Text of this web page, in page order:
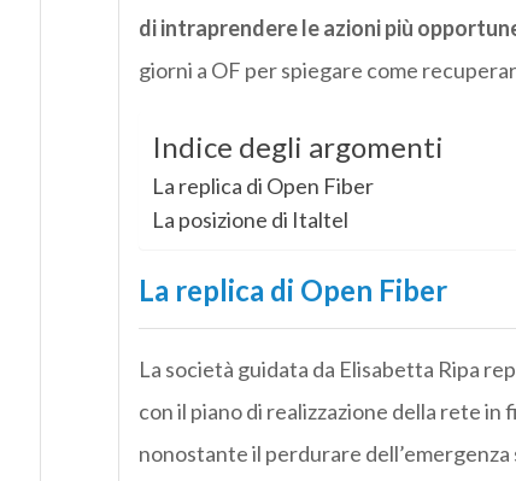
di intraprendere le azioni più
giorni a OF per spiegare come
Indice degli argomenti
La replica di Open Fiber
La posizione di Italtel
La replica di Open Fiber
La società guidata da Elisabetta Ripa
con il piano di realizzazione della rete
nonostante il perdurare dell’emergenza